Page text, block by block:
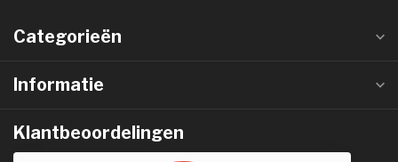
Categorieën
Informatie
Klantbeoordelingen